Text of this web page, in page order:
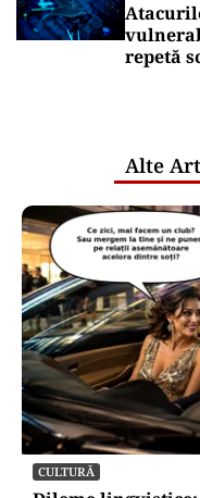
repetă
Alte
CULTURĂ